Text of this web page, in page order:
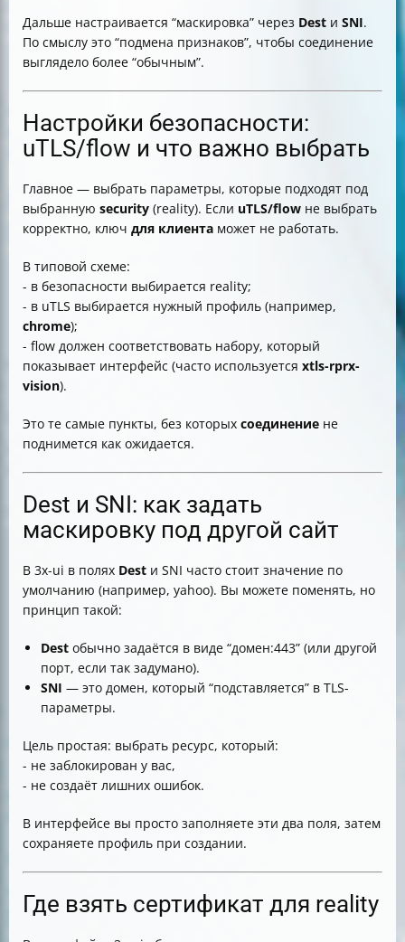
Дальше настраивается “маскировка” через Dest и SNI.
По смыслу это “подмена признаков”, чтобы соединение
выглядело более “обычным”.
Настройки безопасности:
uTLS/flow и что важно выбрать
Главное — выбрать параметры, которые подходят под
выбранную security (reality). Если uTLS/flow не выбрать
корректно, ключ для клиента может не работать.
В типовой схеме:
- в безопасности выбирается reality;
- в uTLS выбирается нужный профиль (например,
chrome);
- flow должен соответствовать набору, который
показывает интерфейс (часто используется xtls-rprx-
vision).
Это те самые пункты, без которых соединение не
поднимется как ожидается.
Dest и SNI: как задать
маскировку под другой сайт
В 3x-ui в полях Dest и SNI часто стоит значение по
умолчанию (например, yahoo). Вы можете поменять, но
принцип такой:
Dest обычно задаётся в виде “домен:443” (или другой
порт, если так задумано).
SNI — это домен, который “подставляется” в TLS-
параметры.
Цель простая: выбрать ресурс, который:
- не заблокирован у вас,
- не создаёт лишних ошибок.
В интерфейсе вы просто заполняете эти два поля, затем
сохраняете профиль при создании.
Где взять сертификат для reality